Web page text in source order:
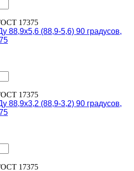
17375
88,9х5,6 (88,9-5,6) 90 градусов,
17375
88,9х3,2 (88,9-3,2) 90 градусов,
17375